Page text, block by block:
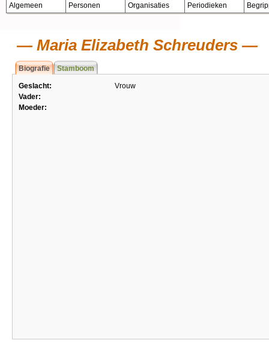
Algemeen Personen Organisaties Periodieken
Maria Elizabeth Schreuders
Biografie Stamboom
Geslacht:
Vrouw
Vader:
Moeder: